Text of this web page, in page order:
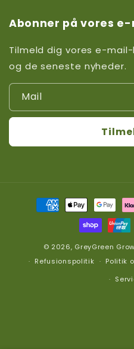
Abonner på vores
Tilmeld dig vores e-
og de seneste nyheder.
Mail
Betalingsmetoder
© 2026, GreyGreen
Refusionspolitik
Politik